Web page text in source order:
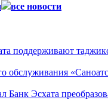
все новости
поддерживают
обслуживания
Банк Эсхата